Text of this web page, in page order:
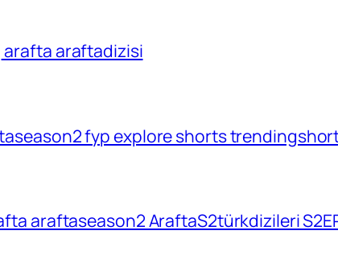
arafta araftadizisi
fyp explore shorts
araftaseason2 AraftaS2türkdizileri